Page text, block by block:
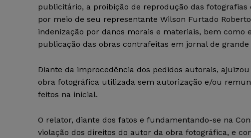
publicitário, a proibição de reprodução das
por meio de seu representante Wilson Furtado
indenização por danos morais e materiais, bem
publicação das obras contrafeitas em jornal de
Diante da improcedência dos pedidos autorais,
obra fotográfica utilizada sem autorização e/ou
feitos na inicial.
O relator, diante dos fatos e fundamentando-se na
violação dos direitos do autor da obra fotográfica, e